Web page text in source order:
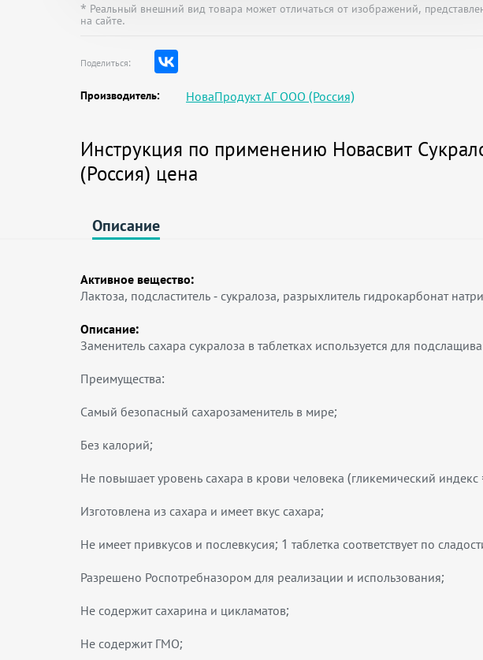
* Реальный внешний вид товара может отличаться от изображений,
на сайте.
Поделиться:
Производитель: НоваПродукт АГ ООО (Россия)
Инструкция по применению Новасвит
(Россия) цена
Описание
Активное вещество:
Лактоза, подсластитель - сукралоза, разрыхлитель гидрокарбонат
Описание:
Заменитель сахара сукралоза в таблетках используется для
Преимущества:
Самый безопасный сахарозаменитель в мире;
Без калорий;
Не повышает уровень сахара в крови человека (гликемический индекс
Изготовлена из сахара и имеет вкус сахара;
Не имеет привкусов и послевкусия; 1 таблетка соответствует по
Разрешено Роспотребназором для реализации и использования;
Не содержит сахарина и цикламатов;
Не содержит ГМО;